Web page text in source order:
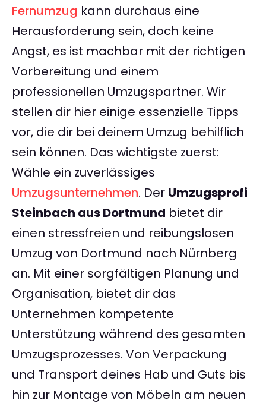
Fernumzug kann durchaus eine
Herausforderung sein, doch keine
Angst, es ist machbar mit der richtigen
Vorbereitung und einem
professionellen Umzugspartner. Wir
stellen dir hier einige essenzielle Tipps
vor, die dir bei deinem Umzug behilflich
sein können. Das wichtigste zuerst:
Wähle ein zuverlässiges
Umzugsunternehmen. Der Umzugsprofi
Steinbach aus Dortmund bietet dir
einen stressfreien und reibungslosen
Umzug von Dortmund nach Nürnberg
an. Mit einer sorgfältigen Planung und
Organisation, bietet dir das
Unternehmen kompetente
Unterstützung während des gesamten
Umzugsprozesses. Von Verpackung
und Transport deines Hab und Guts bis
hin zur Montage von Möbeln am neuen